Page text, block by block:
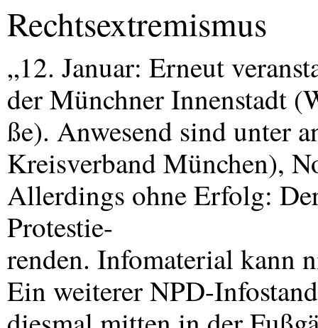
Rechtsextremismus
„12. Januar: Erneut
der Münchner Innenstadt
ße). Anwesend sind unter
Kreisverband München),
Allerdings ohne Erfolg:
Protestie-
renden. Infomaterial kann
Ein weitererNPD-